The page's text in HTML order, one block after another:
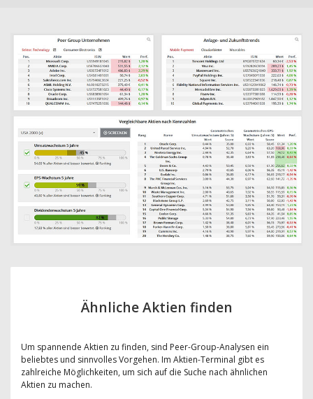
Ähnliche Aktien finden
Um spannende Aktien zu finden, sind Peer-Group-Analysen ein
beliebtes und sinnvolles Vorgehen. Im Aktien-Terminal gibt es
zahlreiche Möglichkeiten, um sich auf die Suche nach ähnlichen
Aktien zu machen.